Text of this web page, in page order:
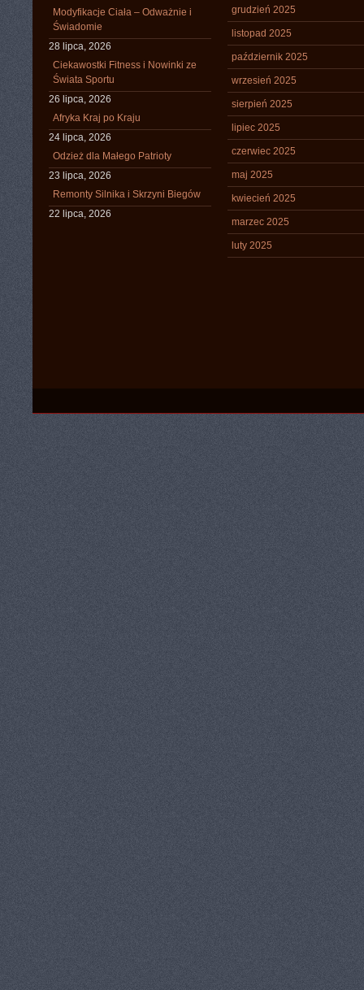
Modyfikacje Ciała – Odważnie i
Świadomie
28 lipca, 2026
Ciekawostki Fitness i Nowinki ze
Świata Sportu
26 lipca, 2026
Afryka Kraj po Kraju
24 lipca, 2026
Odzież dla Małego Patrioty
23 lipca, 2026
Remonty Silnika i Skrzyni Biegów
22 lipca, 2026
grudzień 2025
listopad 2025
październik 2025
wrzesień 2025
sierpień 2025
lipiec 2025
czerwiec 2025
maj 2025
kwiecień 2025
marzec 2025
luty 2025